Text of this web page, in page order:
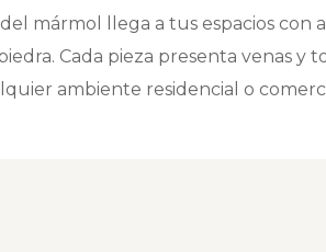
mármol llega a tus espacios con
Cada pieza presenta venas y
ambiente residencial o